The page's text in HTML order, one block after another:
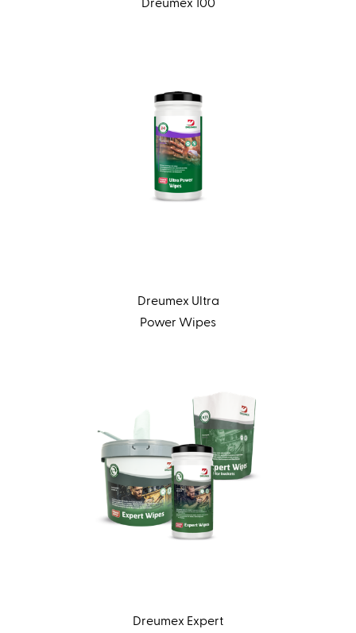
Dreumex Ultra
Power Wipes
Dreumex Expert